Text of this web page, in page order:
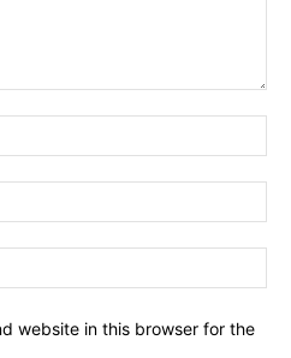
website in this browser for the